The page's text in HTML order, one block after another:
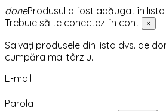
doneProdusul a fost adăugat în
Trebuie să te conectezi în cont
×
Salvați produsele din lista dvs. de
cumpăra mai târziu.
E-mail
Parola